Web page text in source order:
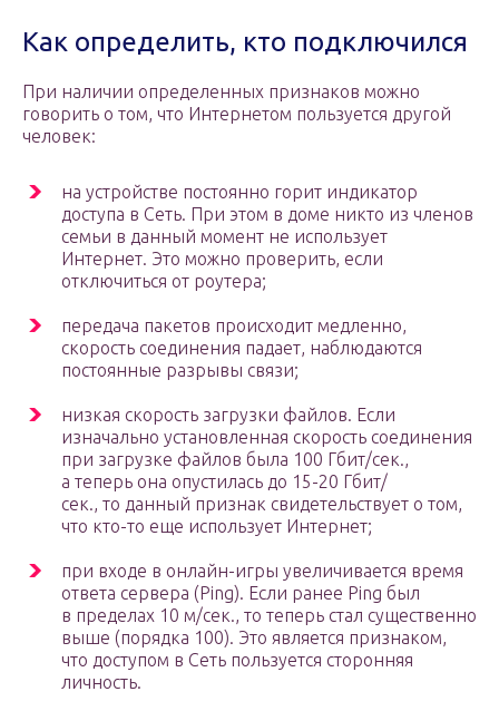
Как определить, кто подключился
При наличии определенных признаков можно
говорить о том, что Интернетом пользуется другой
человек:
на устройстве постоянно горит индикатор
доступа в Сеть. При этом в доме никто из членов
семьи в данный момент не использует
Интернет. Это можно проверить, если
отключиться от роутера;
передача пакетов происходит медленно,
скорость соединения падает, наблюдаются
постоянные разрывы связи;
низкая скорость загрузки файлов. Если
изначально установленная скорость соединения
при загрузке файлов была 100 Гбит/сек.,
а теперь она опустилась до 15-20 Гбит/
сек., то данный признак свидетельствует о том,
что кто-то еще использует Интернет;
при входе в онлайн-игры увеличивается время
ответа сервера (Ping). Если ранее Ping был
в пределах 10 м/сек., то теперь стал существенно
выше (порядка 100). Это является признаком,
что доступом в Сеть пользуется сторонняя
личность.